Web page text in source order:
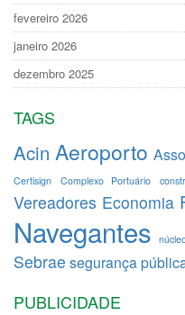
fevereiro 2026
janeiro 2026
dezembro 2025
TAGS
Acin Aeroporto
Certisign Complexo Portuário
Vereadores Economia
Navegantes
Sebrae segurança
PUBLICIDADE